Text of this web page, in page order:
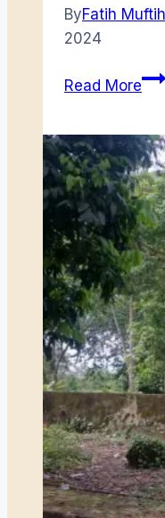
ByFatih Muftih
2024
Read More